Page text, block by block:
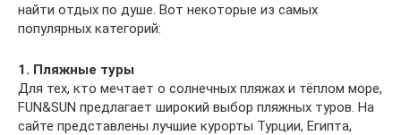
найти отдых по душе. Вот некоторые из самых
популярных категорий:
1. Пляжные туры
Для тех, кто мечтает о солнечных пляжах и тёплом море,
FUN&SUN предлагает широкий выбор пляжных туров. На
сайте представлены лучшие курорты Турции, Египта,